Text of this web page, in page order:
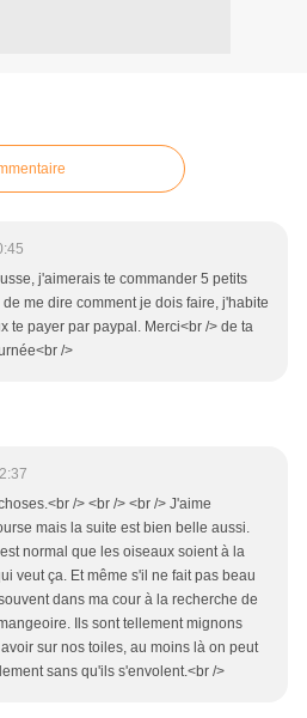
j'aimerais te commander 5 petits
me dire comment je dois faire, j'habite
te payer par paypal. Merci<br /> de ta
/>
/> <br /> <br /> J'aime
mais la suite est bien belle aussi.
normal que les oiseaux soient à la
veut ça. Et même s'il ne fait pas beau
dans ma cour à la recherche de
Ils sont tellement mignons
sur nos toiles, au moins là on peut
sans qu'ils s'envolent.<br />